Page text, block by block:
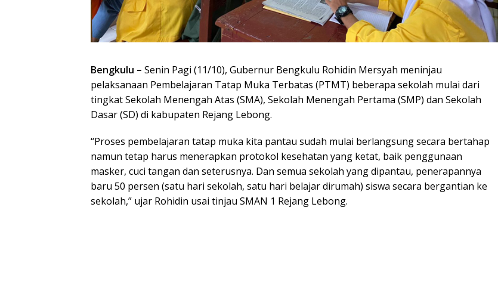
Bengkulu – Senin Pagi (11/10), Gubernur Bengkulu Rohidin Mersyah meninjau
pelaksanaan Pembelajaran Tatap Muka Terbatas (PTMT) beberapa sekolah mulai dari
tingkat Sekolah Menengah Atas (SMA), Sekolah Menengah Pertama (SMP) dan Sekolah
Dasar (SD) di kabupaten Rejang Lebong.
“Proses pembelajaran tatap muka kita pantau sudah mulai berlangsung secara bertahap
namun tetap harus menerapkan protokol kesehatan yang ketat, baik penggunaan
masker, cuci tangan dan seterusnya. Dan semua sekolah yang dipantau, penerapannya
baru 50 persen (satu hari sekolah, satu hari belajar dirumah) siswa secara bergantian ke
sekolah,” ujar Rohidin usai tinjau SMAN 1 Rejang Lebong.